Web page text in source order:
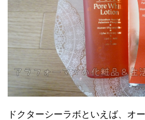
ドクターシーラボといえば、オ